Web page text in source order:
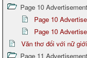
Page 10
Page 10
Page 10
Văn thơ đối với nữ giới
Page 11